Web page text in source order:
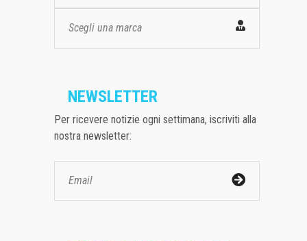
Scegli una marca
NEWSLETTER
Per ricevere notizie ogni settimana, iscriviti alla
nostra newsletter: